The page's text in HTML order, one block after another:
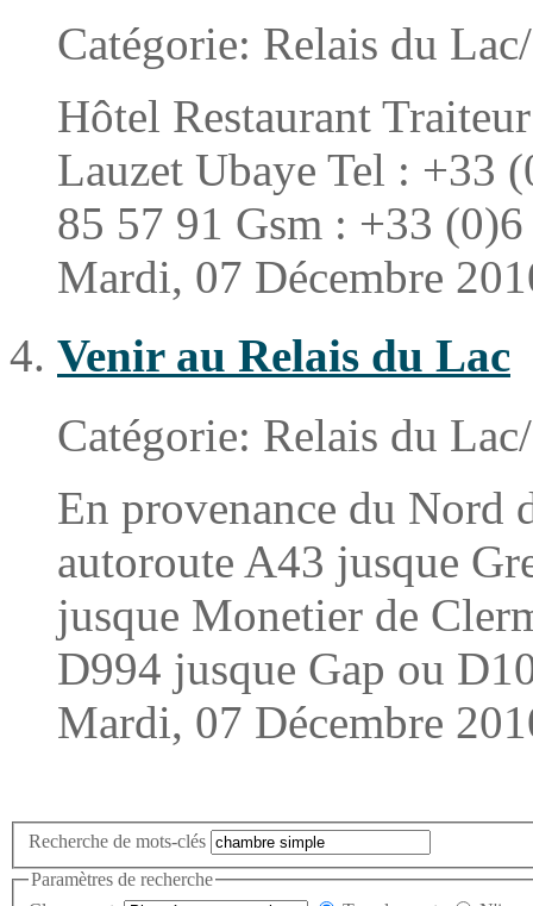
Catégorie: Relais du
Hôtel Restaurant
Lauzet Ubaye Tel : +33
85 57 91 Gsm : +33
Mardi, 07 Décembre
Venir au Relais du Lac
Catégorie: Relais du
En provenance du Nord
autoroute A43 jusque
jusque Monetier de
D994 jusque Gap ou
Mardi, 07 Décembre
Recherche de mots-clés
Paramètres de recherche